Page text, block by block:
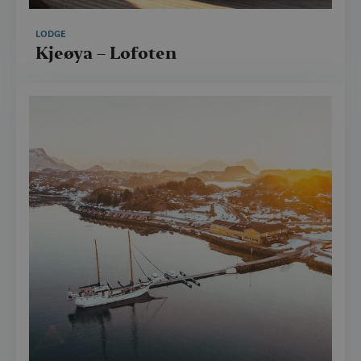
LODGE
Kjeøya – Lofoten